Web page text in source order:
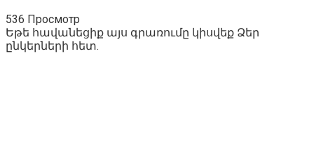
536 Просмотр
Եթե հավանեցիք այս գրառումը կիսվեք Ձեր
ընկերների հետ.